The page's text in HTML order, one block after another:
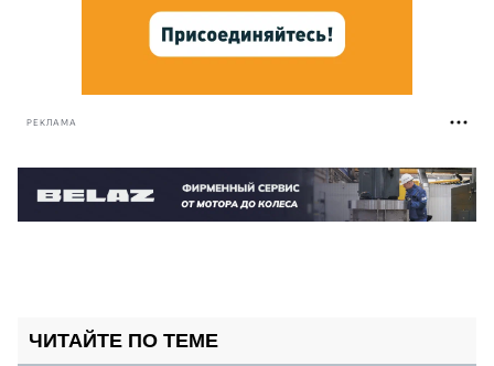
РЕКЛАМА
ЧИТАЙТЕ ПО ТЕМЕ